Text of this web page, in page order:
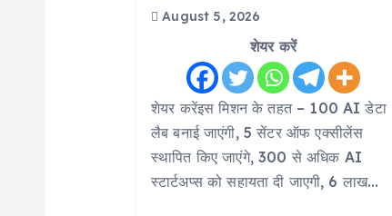
August 5, 2026
शेयर करें
शेयर करेंइस मिशन के तहत – 100 AI डेटा
लैब बनाई जाएंगी, 5 सेंटर ऑफ एक्सीलेंस
स्थापित किए जाएंगे, 300 से अधिक AI
स्टार्टअप्स को सहायता दी जाएगी, 6 लाख…